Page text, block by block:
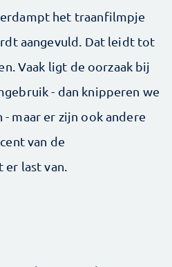
het traanfilmpje
aangevuld. Dat leidt tot
Vaak ligt de oorzaak bij
- dan knipperen we
maar er zijn ook andere
van de
last van.